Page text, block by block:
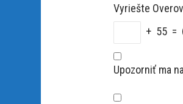
Vyriešte
+ 55 =
Upozorniť ma